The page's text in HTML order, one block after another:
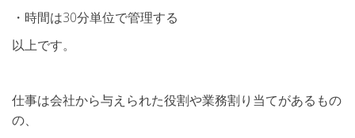
・時間は30分単位で管理する
以上です。
仕事は会社から与えられた役割や業務割り当てがあるもの
の、